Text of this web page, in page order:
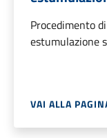
Procedimento
estumulazione
VAI ALLA